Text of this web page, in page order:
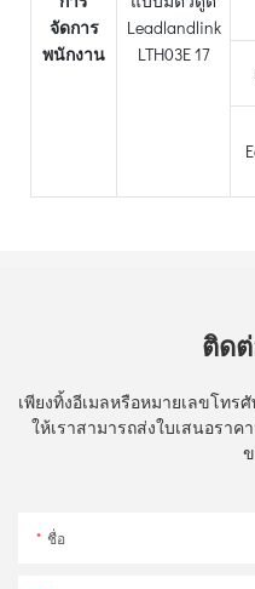
จัดการ
พนักงาน
ติดต่
เพียงทิ้งอีเมลหรือหมายเลขโท
ให้เราสามารถส่งใบเสนอรา
ข
ชื่อ